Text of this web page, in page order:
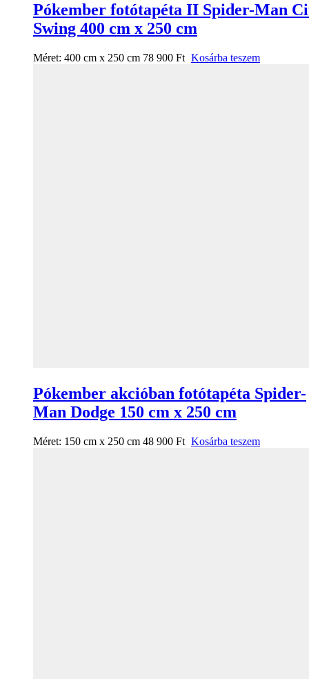
Pókember fotótapéta II Spider-Man
Swing 400 cm x 250 cm
Méret: 400 cm x 250 cm 78 900 Ft Kosárba teszem
Pókember akcióban fotótapéta Spider-
Man Dodge 150 cm x 250 cm
Méret: 150 cm x 250 cm 48 900 Ft Kosárba teszem